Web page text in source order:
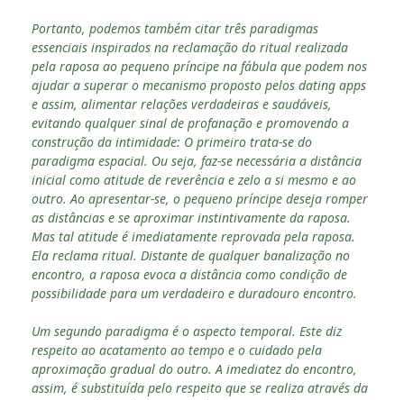
Portanto, podemos também citar três paradigmas
essenciais inspirados na reclamação do ritual realizada
pela raposa ao pequeno príncipe na fábula que podem nos
ajudar a superar o mecanismo proposto pelos dating apps
e assim, alimentar relações verdadeiras e saudáveis,
evitando qualquer sinal de profanação e promovendo a
construção da intimidade: O primeiro trata-se do
paradigma espacial. Ou seja, faz-se necessária a distância
inicial como atitude de reverência e zelo a si mesmo e ao
outro. Ao apresentar-se, o pequeno príncipe deseja romper
as distâncias e se aproximar instintivamente da raposa.
Mas tal atitude é imediatamente reprovada pela raposa.
Ela reclama ritual. Distante de qualquer banalização no
encontro, a raposa evoca a distância como condição de
possibilidade para um verdadeiro e duradouro encontro.
Um segundo paradigma é o aspecto temporal. Este diz
respeito ao acatamento ao tempo e o cuidado pela
aproximação gradual do outro. A imediatez do encontro,
assim, é substituída pelo respeito que se realiza através da